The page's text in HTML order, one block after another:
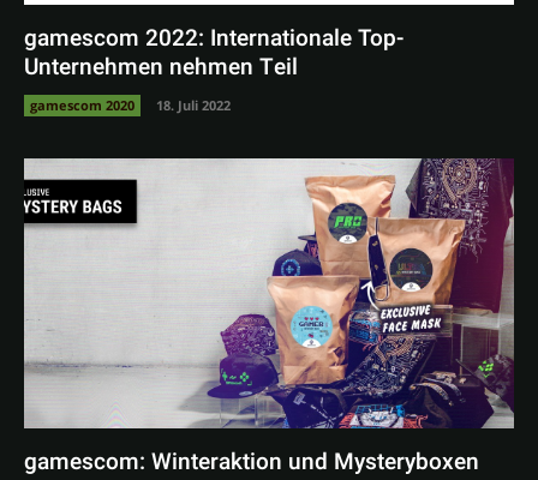
gamescom 2022: Internationale Top-
Unternehmen nehmen Teil
gamescom 2020 18. Juli 2022
gamescom: Winteraktion und Mysteryboxen